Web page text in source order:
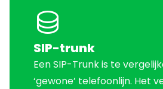
SIP-trunk
Een SIP-Trunk is te
‘gewone’ telefoonlijn. Het